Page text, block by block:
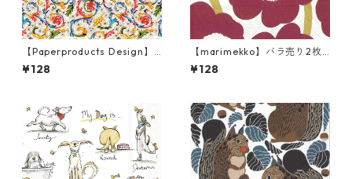
【Paperproducts Design】
バラ売り2枚 ランチサイズ ペ
ーパーナプキン FIORENTINA
¥128
【marimekko】バラ売り2枚
ランチサイズ ペーパーナプキ
ン UNIKKO ダークレッドxゴ
¥128